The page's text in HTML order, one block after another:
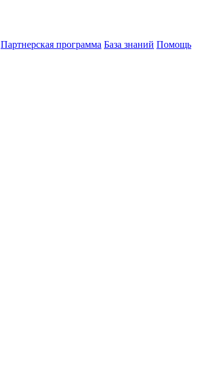
Партнерская программа База знаний Помощь